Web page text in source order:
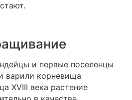
и первые поселенцы
варили корневища
XVIII века растение